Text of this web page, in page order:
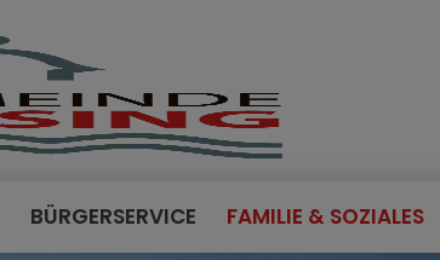
BÜRGERSERVICE FAMILIE & SOZIALES